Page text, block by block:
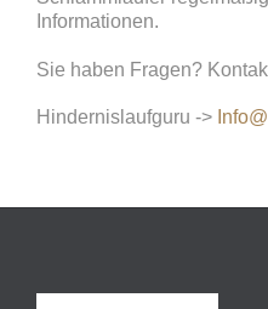
Informationen.
Sie haben Fragen?
Hindernislaufguru ->